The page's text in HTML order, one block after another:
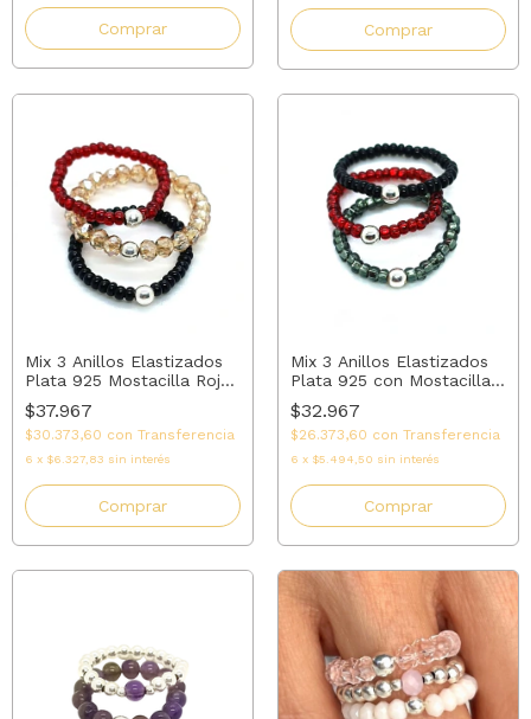
Comprar Comprar
Mix 3 Anillos Elastizados
Plata 925 Mostacilla Rojo,
Negro y cristal Dorado |
AMALO
$37.967
$30.373,60 con Transferencia
6 x $6.327,83 sin interés
Comprar
Mix 3 Anillos Elastizados
Plata 925 con Mostacilla
Rojo, Negro, Gris | AMALO
$32.967
$26.373,60 con Transferencia
6 x $5.494,50 sin interés
Comprar